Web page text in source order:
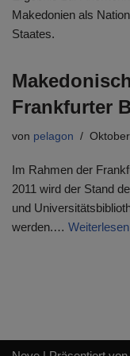
Makedonien als
Staates.
Frankfurter
von pelagon
Im Rahmen der
2011 wird der Stand
und
werden.…